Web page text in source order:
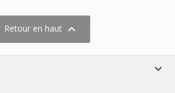
Retour en haut 
